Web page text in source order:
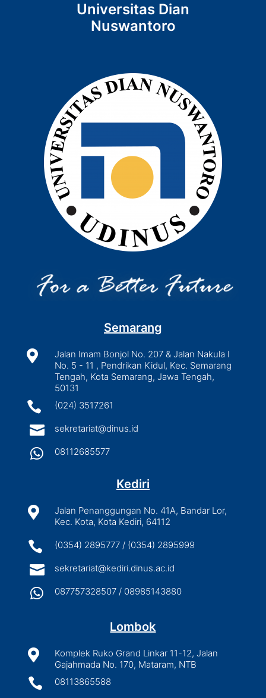
Universitas Dian
Nuswantoro
Semarang

Jalan Imam Bonjol No. 207 & Jalan Nakula I
No. 5 - 11 , Pendrikan Kidul, Kec. Semarang
Tengah, Kota Semarang, Jawa Tengah,
50131
 (024) 3517261
 sekretariat@dinus.id
 08112685577
Kediri

Jalan Penanggungan No. 41A, Bandar Lor,
Kec. Kota, Kota Kediri, 64112
 (0354) 2895777 / (0354) 2895999
 sekretariat@kediri.dinus.ac.id
 087757328507 / 08985143880
Lombok

Komplek Ruko Grand Linkar 11-12, Jalan
Gajahmada No. 170, Mataram, NTB
 08113865588